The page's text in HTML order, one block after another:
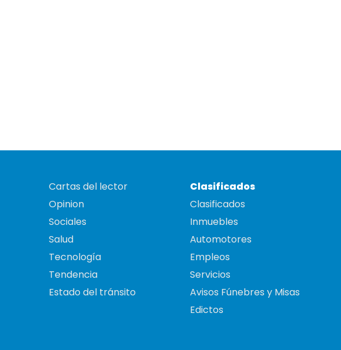
Cartas del lector
Opinion
Sociales
Salud
Tecnología
Tendencia
Estado del tránsito
Clasificados
Clasificados
Inmuebles
Automotores
Empleos
Servicios
Avisos Fúnebres y Misas
Edictos